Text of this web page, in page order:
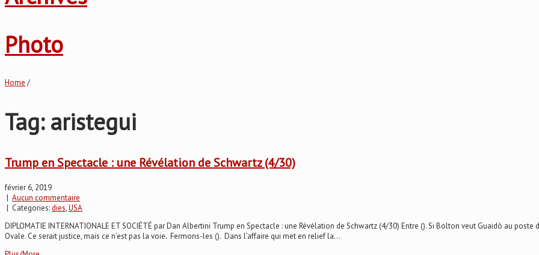
Photo
Home /
Tag: aristegui
Trump en Spectacle : une Révélation de Schwartz (4/30)
février 6, 2019
| Aucun commentaire
| Categories:dies,USA
DIPLOMATIE INTERNATIONALE ET SOCIÉTÉ par Dan Albertini Trump en Spectacle : une Révélation de Schwartz (4/30) Entre (). Si Bolton veut Guaidò au
Ovale. Ce serait justice, mais ce n’est pas la voie. Fermons-les (). Dans l’affaire qui met en relief la...